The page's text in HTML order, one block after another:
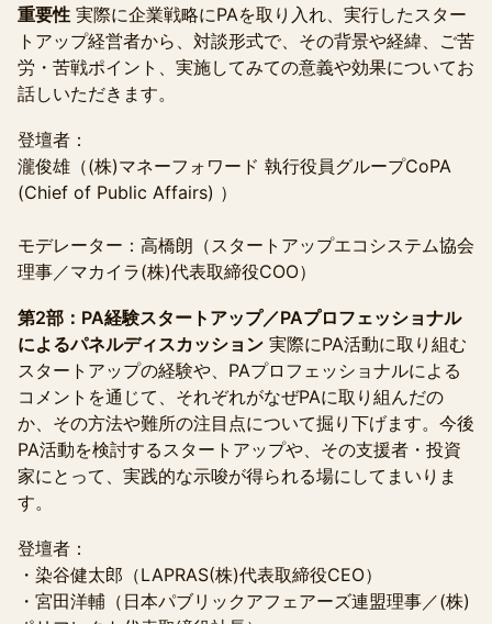
重要性 実際に企業戦略にPAを取り入れ、実行したスター
トアップ経営者から、対談形式で、その背景や経緯、ご苦
労・苦戦ポイント、実施してみての意義や効果についてお
話しいただきます。
登壇者：
瀧俊雄（(株)マネーフォワード 執行役員グループCoPA
(Chief of Public Affairs) ）
モデレーター：高橋朗（スタートアップエコシステム協会
理事／マカイラ(株)代表取締役COO）
第2部：PA経験スタートアップ／PAプロフェッショナル
によるパネルディスカッション 実際にPA活動に取り組む
スタートアップの経験や、PAプロフェッショナルによる
コメントを通じて、それぞれがなぜPAに取り組んだの
か、その方法や難所の注目点について掘り下げます。今後
PA活動を検討するスタートアップや、その支援者・投資
家にとって、実践的な示唆が得られる場にしてまいりま
す。
登壇者：
・染谷健太郎（LAPRAS(株)代表取締役CEO）
・宮田洋輔（日本パブリックアフェアーズ連盟理事／(株)